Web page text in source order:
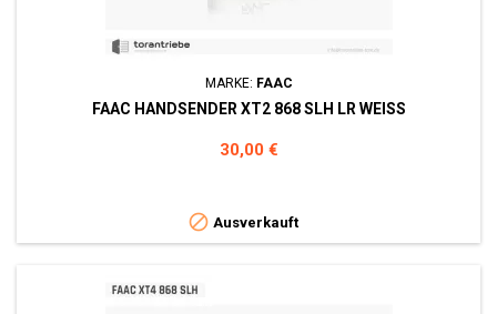
MARKE: FAAC
FAAC HANDSENDER XT2 868 SLH LR WEISS
Preis
30,00 €
 Ausverkauft